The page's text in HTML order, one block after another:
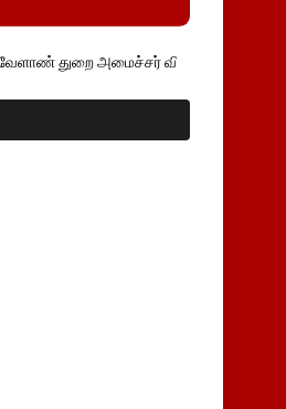
அமைச்சர் வினோத் வாசித்து வருகிறார்.